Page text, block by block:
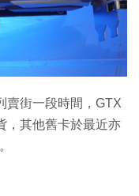
賣街一段時間，GTX
，其他舊卡於最近亦